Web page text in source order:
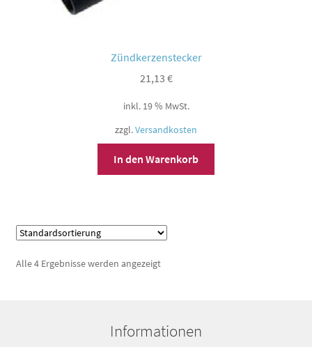
Zündkerzenstecker
21,13 €
inkl. 19 % MwSt.
zzgl.Versandkosten
In den Warenkorb
Alle 4 Ergebnisse werden angezeigt
Informationen